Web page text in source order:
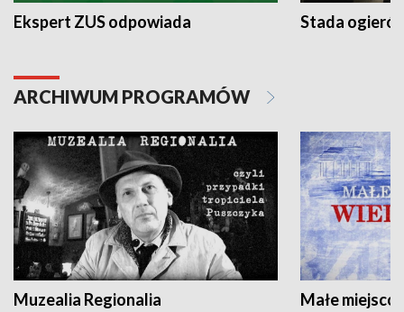
Ekspert ZUS odpowiada Stada
ARCHIWUM PROGRAMÓW
Muzealia Regionalia Małe